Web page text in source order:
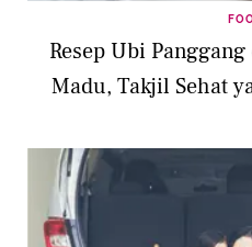
​​Resep Ubi
Madu, Takjil Sehat